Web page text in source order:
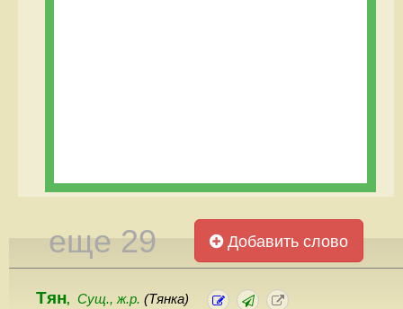
еще 29 Добавить слово
Тян, Сущ., ж.р. (Тянка)